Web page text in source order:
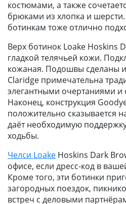
костюмами, а также
брюками из хлопка и
ботинкам тоже отлично
Верх ботинок Loake Hoskins
гладкой телячьей кожи.
кожаная. Подошвы сделаны
Claridge примечательна
элегантными очертаниями и
Наконец, конструкция
положительно сказывается
даёт необходимую
ходьбы.
Челси Loake Hoskins Dark
офисе, если дресс-код в
Кроме того, эти ботинки
загородных поездок,
встреч с деловыми